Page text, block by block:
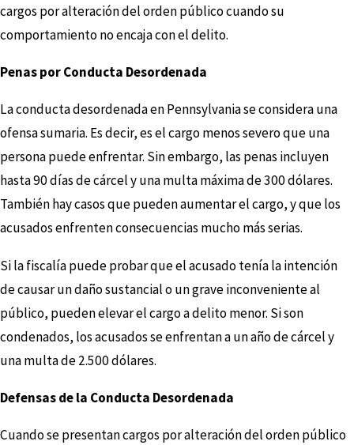
cargos por alteración del orden público cuando su
comportamiento no encaja con el delito.
Penas por Conducta Desordenada
La conducta desordenada en Pennsylvania se considera una
ofensa sumaria. Es decir, es el cargo menos severo que una
persona puede enfrentar. Sin embargo, las penas incluyen
hasta 90 días de cárcel y una multa máxima de 300 dólares.
También hay casos que pueden aumentar el cargo, y que los
acusados enfrenten consecuencias mucho más serias.
Si la fiscalía puede probar que el acusado tenía la intención
de causar un daño sustancial o un grave inconveniente al
público, pueden elevar el cargo a delito menor. Si son
condenados, los acusados se enfrentan a un año de cárcel y
una multa de 2.500 dólares.
Defensas de la Conducta Desordenada
Cuando se presentan cargos por alteración del orden público